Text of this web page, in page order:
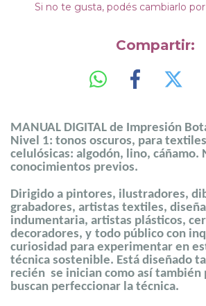
Si no te gusta, podés cambiarlo
Compartir:
MANUAL DIGITAL de Impresión
Nivel 1: tonos oscuros, para
celulósicas: algodón, lino, cáñamo.
conocimientos previos.
Dirigido a pintores, ilustradores,
grabadores, artistas textiles,
indumentaria, artistas plásticos,
decoradores, y todo público con
curiosidad para experimentar en
técnica sostenible. Está diseñado
recién se inician como así también
buscan perfeccionar la técnica.